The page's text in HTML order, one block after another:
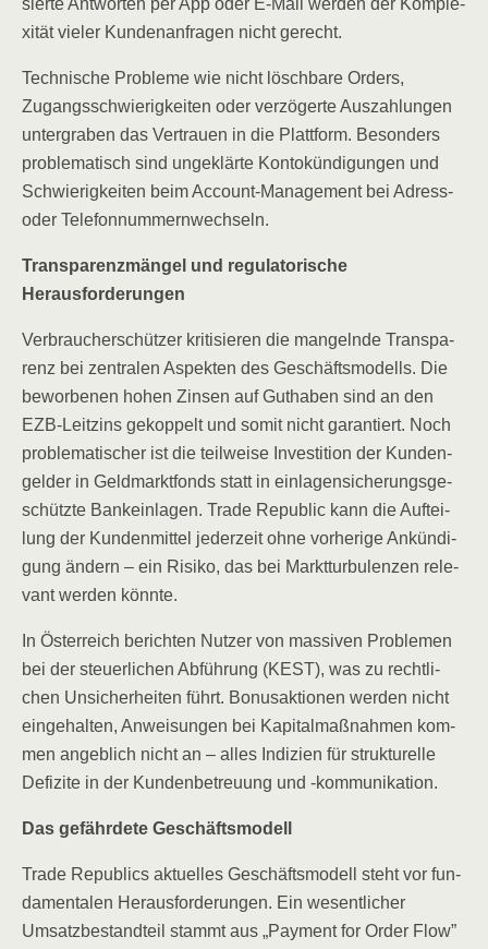
sier­te Ant­wor­ten per App oder E‑Mail wer­den der Kom­ple­
xi­tät vie­ler Kun­den­an­fra­gen nicht gerecht.
Tech­ni­sche Pro­ble­me wie nicht lösch­ba­re Orders,
Zugangs­schwie­rig­kei­ten oder ver­zö­ger­te Aus­zah­lun­gen
unter­gra­ben das Ver­trau­en in die Platt­form. Beson­ders
pro­ble­ma­tisch sind unge­klär­te Kon­to­kün­di­gun­gen und
Schwie­rig­kei­ten beim Account-Manage­ment bei Adress-
oder Telefonnummernwechseln.
Trans­pa­renz­män­gel und regu­la­to­ri­sche
Herausforderungen
Ver­brau­cher­schüt­zer kri­ti­sie­ren die man­geln­de Trans­pa­
renz bei zen­tra­len Aspek­ten des Geschäfts­mo­dells. Die
bewor­be­nen hohen Zin­sen auf Gut­ha­ben sind an den
EZB-Leit­zins gekop­pelt und somit nicht garan­tiert. Noch
pro­ble­ma­ti­scher ist die teil­wei­se Inves­ti­ti­on der Kun­den­
gel­der in Geld­markt­fonds statt in ein­la­gen­si­che­rungs­ge­
schütz­te Bank­ein­la­gen. Trade Repu­blic kann die Auf­tei­
lung der Kun­den­mit­tel jeder­zeit ohne vor­he­ri­ge Ankün­di­
gung ändern – ein Risi­ko, das bei Markt­tur­bu­len­zen rele­
vant wer­den könnte.
In Öster­reich berich­ten Nut­zer von mas­si­ven Pro­ble­men
bei der steu­er­li­chen Abfüh­rung (KEST), was zu recht­li­
chen Unsi­cher­hei­ten führt. Bonus­ak­tio­nen wer­den nicht
ein­ge­hal­ten, Anwei­sun­gen bei Kapi­tal­maß­nah­men kom­
men angeb­lich nicht an – alles Indi­zi­en für struk­tu­rel­le
Defi­zi­te in der Kun­den­be­treu­ung und ‑kom­mu­ni­ka­ti­on.
Das gefähr­de­te Geschäftsmodell
Trade Repu­blics aktu­el­les Geschäfts­mo­dell steht vor fun­
da­men­ta­len Her­aus­for­de­run­gen. Ein wesent­li­cher
Umsatz­be­stand­teil stammt aus „Pay­ment for Order Flow”